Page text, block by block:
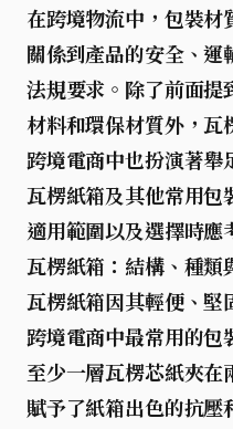
在跨境物流中， 包裝材
關係到產品的安全、運
法規要求。除了前面提
材料和環保材質外，瓦
跨境電商中也扮演著舉
瓦楞紙箱及其他常用包
適用範圍以及選擇時應
瓦楞紙箱：結構、種類
瓦楞紙箱因其輕便、堅
跨境電商中最常用的包
至少一層瓦楞芯紙夾在
賦予了紙箱出色的抗壓